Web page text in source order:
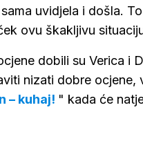
uvidjela i došla.
ovu škakljivu
dobili su Verica i
nizati dobre ocjene,
– kuhaj! " kada će